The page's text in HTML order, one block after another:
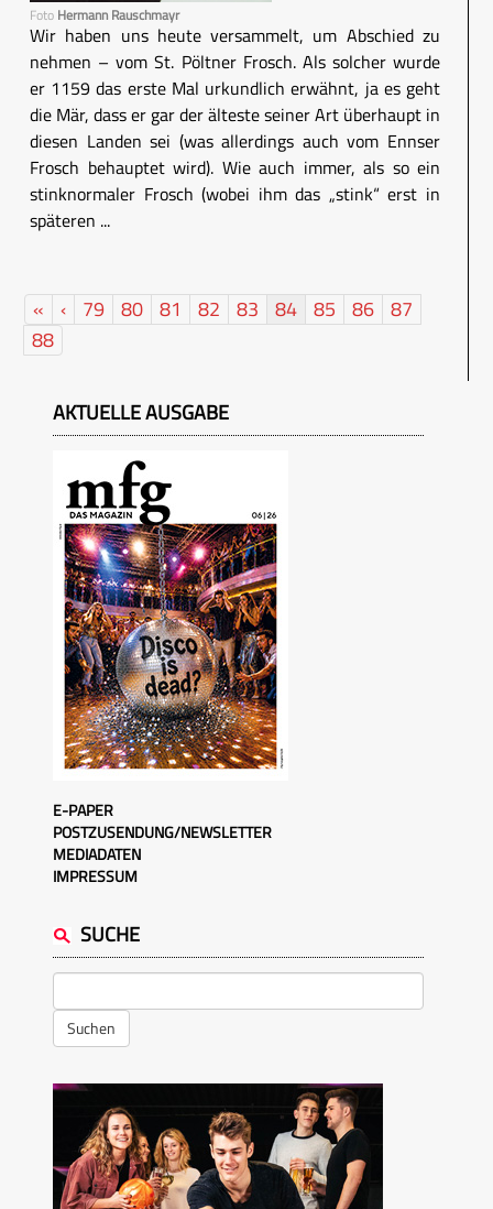
Foto Hermann Rauschmayr
Wir haben uns heute versammelt, um Abschied zu
nehmen – vom St. Pöltner Frosch. Als solcher wurde
er 1159 das erste Mal urkundlich erwähnt, ja es geht
die Mär, dass er gar der älteste seiner Art überhaupt in
diesen Landen sei (was allerdings auch vom Ennser
Frosch behauptet wird). Wie auch immer, als so ein
stinknormaler Frosch (wobei ihm das „stink“ erst in
späteren ...
« ‹ 79 80 81 82 83 84 85 86 87
88
AKTUELLE AUSGABE
E-PAPER
POSTZUSENDUNG/NEWSLETTER
MEDIADATEN
IMPRESSUM
SUCHE
Suchen